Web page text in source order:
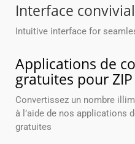
Interface
Intuitive interface for
Applications de
gratuites pour ZIP
Convertissez un nombre
à l’aide de nos applications
gratuites